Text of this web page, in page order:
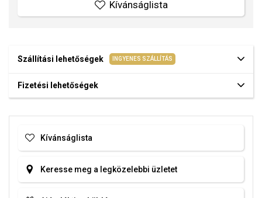
Kívánságlista
Szállítási lehetőségek INGYENES SZÁLLÍTÁS
Fizetési lehetőségek
Kívánságlista
Keresse meg a legközelebbi üzletet